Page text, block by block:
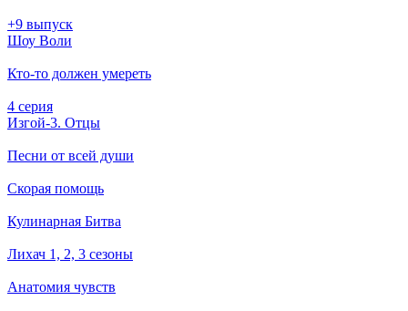
+9 выпуск
Шоу Воли
Кто-то должен умереть
4 серия
Изгой-3. Отцы
Песни от всей души
Скорая помощь
Кулинарная Битва
Лихач 1, 2, 3 сезоны
Анатомия чувств